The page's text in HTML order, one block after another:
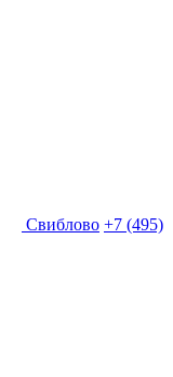
Свиблово +7 (495)